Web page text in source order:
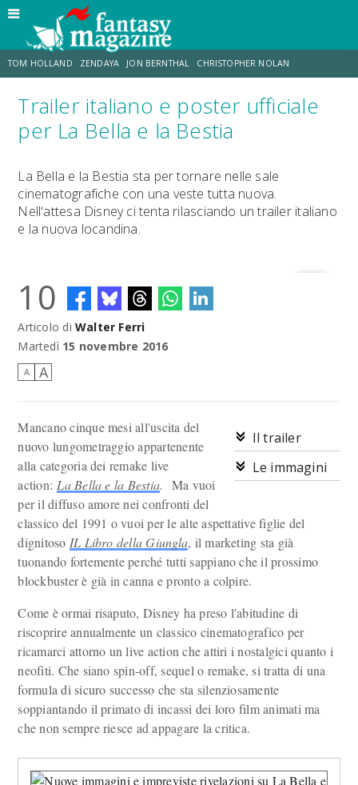
TOM HOLLAND ZENDAYA JON BERNTHAL CHRISTOPHER NOLAN
STRANIMONDI LUCCA COMICS & GAMES ODISSEA JACOB BATALON
Trailer italiano e poster ufficiale
per La Bella e la Bestia
La Bella e la Bestia sta per tornare nelle sale
cinematografiche con una veste tutta nuova.
Nell'attesa Disney ci tenta rilasciando un trailer italiano
e la nuova locandina.
10
Articolo di Walter Ferri
Martedì 15 novembre 2016
A A
Il trailer
Le immagini
Mancano cinque mesi all'uscita del
nuovo lungometraggio appartenente
alla categoria dei remake live
action: La Bella e la Bestia.
Ma vuoi
per il diffuso amore nei confronti del
classico del 1991 o vuoi per le alte aspettative figlie del
dignitoso IL Libro della Giungla, il marketing sta già
tuonando fortemente perché tutti sappiano che il prossimo
blockbuster è già in canna e pronto a colpire.
Come è ormai risaputo, Disney ha preso l'abitudine di
riscoprire annualmente un classico cinematografico per
ricamarci attorno un live action che attiri i nostalgici quanto i
neofiti. Che siano spin-off, sequel o remake, si tratta di una
formula di sicuro successo che sta silenziosamente
soppiantando il primato di incassi dei loro film animati ma
che non sempre riesce ad appagare la critica.